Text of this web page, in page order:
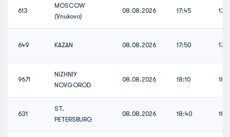
613
MOSCOW
(Vnukovo)
08.08.2026 17:45
649 KAZAN 08.08.2026 17:50
9671
NIZHNIY
NOVGOROD
08.08.2026 18:10
631
ST.
PETERSBURG
08.08.2026 18:40